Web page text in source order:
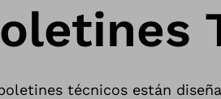
técnicos están